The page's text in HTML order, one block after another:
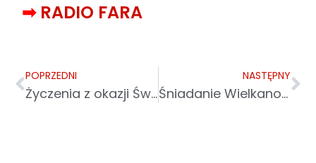
➡ RADIO FARA
POPRZEDNI
Życzenia z okazji Świąt Wielkanocnych
NASTĘPNY
Śniadanie Wielkanocne 2025 w Przemyślu